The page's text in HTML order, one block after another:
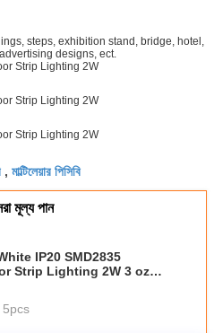
steps, exhibition stand, bridge, hotel,
designs, ect.
, মাল্টিলেয়ার পিসিবি
মূল্য পান
IP20 SMD2835
Lighting 2W 3 oz
5pcs